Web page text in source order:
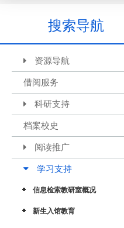
搜索导航
资源导航
借阅服务
科研支持
档案校史
阅读推广
学习支持
信息检索教研室概况
新生入馆教育